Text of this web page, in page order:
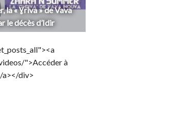
la « Ɣriva » de Vava
le décès d’Idir
">Accéder à
a></div>